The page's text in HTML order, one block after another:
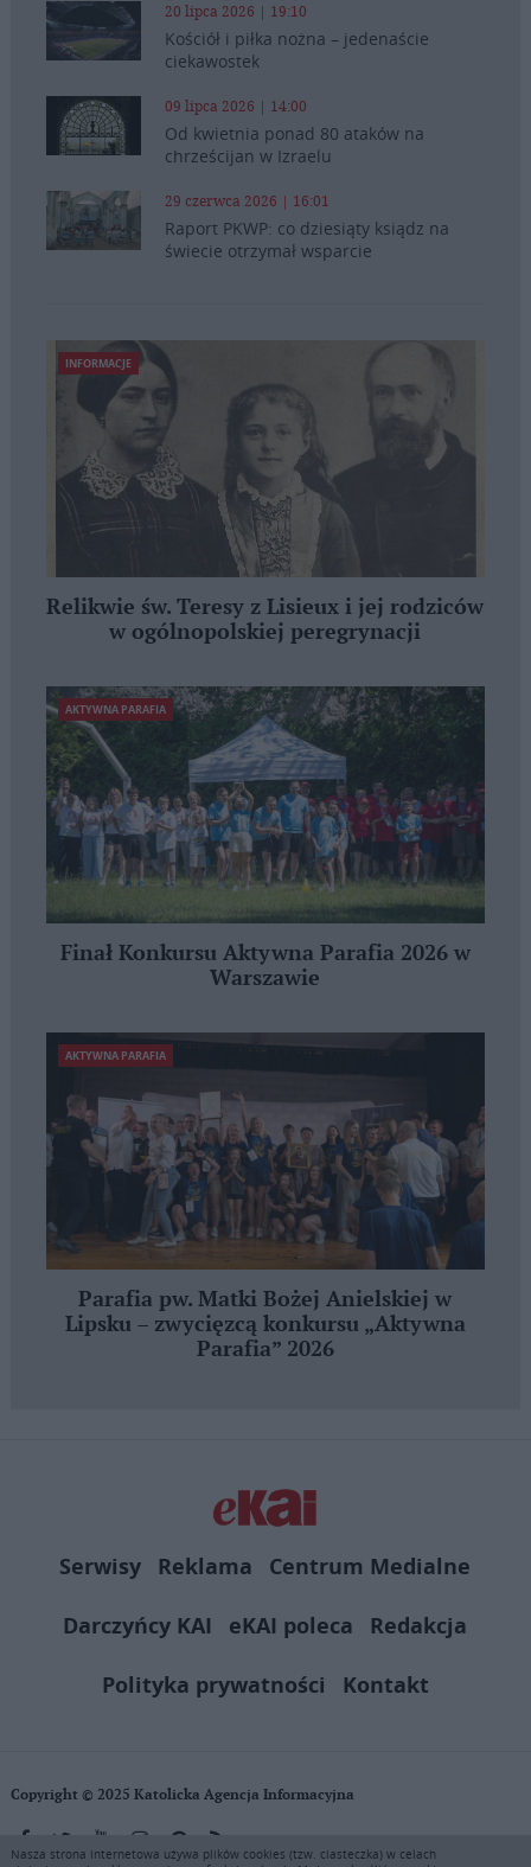
20 lipca 2026 | 19:10
Kościół i piłka nożna – jedenaście
ciekawostek
09 lipca 2026 | 14:00
Od kwietnia ponad 80 ataków na
chrześcijan w Izraelu
29 czerwca 2026 | 16:01
Raport PKWP: co dziesiąty ksiądz na
świecie otrzymał wsparcie
INFORMACJE
Relikwie św. Teresy z Lisieux i jej rodziców
w ogólnopolskiej peregrynacji
AKTYWNA PARAFIA
Finał Konkursu Aktywna Parafia 2026 w
Warszawie
AKTYWNA PARAFIA
Parafia pw. Matki Bożej Anielskiej w
Lipsku – zwycięzcą konkursu „Aktywna
Parafia” 2026
Serwisy Reklama
Centrum Medialne
Darczyńcy KAI
eKAI poleca
Redakcja
Polityka prywatności
Kontakt
Copyright © 2025 Katolicka Agencja Informacyjna
Nasza strona internetowa używa plików cookies (tzw. ciasteczka) w celach